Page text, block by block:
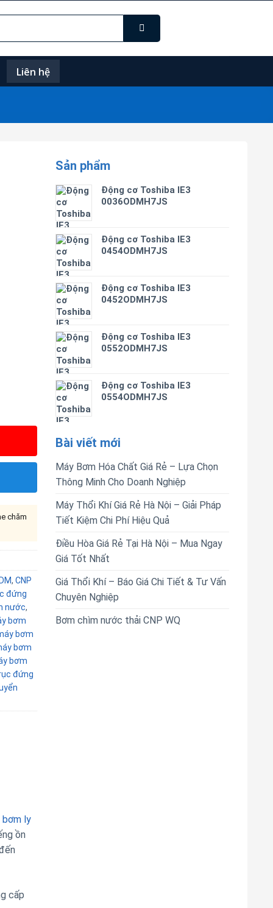
Liên hệ
Sản phẩm
Động cơ Toshiba IE3
0036ODMH7JS
Động cơ Toshiba IE3
0454ODMH7JS
Động cơ Toshiba IE3
0452ODMH7JS
Động cơ Toshiba IE3
0552ODMH7JS
Động cơ Toshiba IE3
0554ODMH7JS
Bài viết mới
Máy Bơm Hóa Chất Giá Rẻ – Lựa Chọn
Thông Minh Cho Doanh Nghiệp
Máy Thổi Khí Giá Rẻ Hà Nội – Giải Pháp
Tiết Kiệm Chi Phí Hiệu Quả
Điều Hòa Giá Rẻ Tại Hà Nội – Mua Ngay
Giá Tốt Nhất
Giá Thổi Khí – Báo Giá Chi Tiết & Tư Vấn
Chuyên Nghiệp
Bơm chìm nước thải CNP WQ
chăm
, CNP
đứng
nước,
bơm
bơm
bơm
bơm
đứng
bơm ly
ồn
cấp